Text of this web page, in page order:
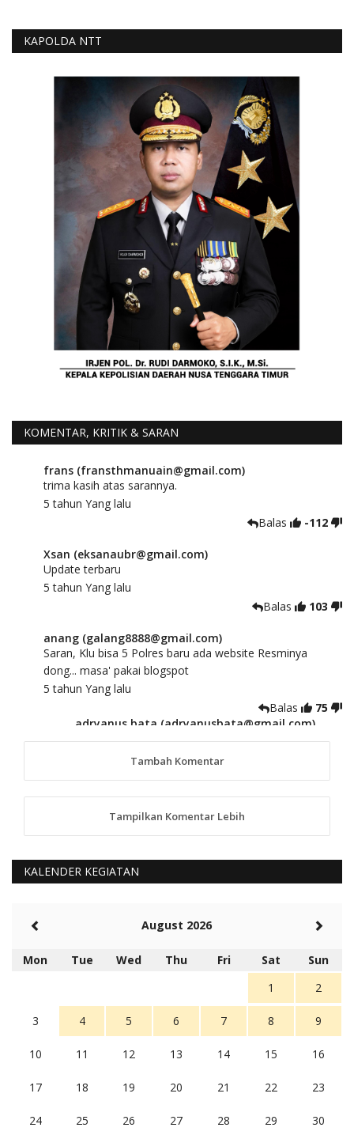
KAPOLDA NTT
KOMENTAR, KRITIK & SARAN
frans (fransthmanuain@gmail.com)
trima kasih atas sarannya.
5 tahun Yang lalu
Balas
-112
Xsan (eksanaubr@gmail.com)
Update terbaru
5 tahun Yang lalu
Balas
103
anang (galang8888@gmail.com)
Saran, Klu bisa 5 Polres baru ada website Resminya
dong... masa' pakai blogspot
5 tahun Yang lalu
Balas
75
adryanus bata (adryanusbata@gmail.com)
TKS atas saran dan masukannya, akan kami
tindaklanjuti
anggy (anakkaos@gmail.com)
Kami perantu bisa baca langsung terkait Pilkada Sumba
5 tahun Yang lalu
Rambu (rambu03@gmail.com)
Berita Polres Sumba Barat Mantap
5 tahun Yang lalu
Balas
16
Tambah Komentar
Tampilkan Komentar Lebih
KALENDER KEGIATAN
August 2026
Mon Tue Wed Thu Fri Sat
Sun
1
2
3 4 5 6 7 8 9
10 11 12 13 14 15 16
17 18 19 20 21 22 23
24 25 26 27 28 29 30